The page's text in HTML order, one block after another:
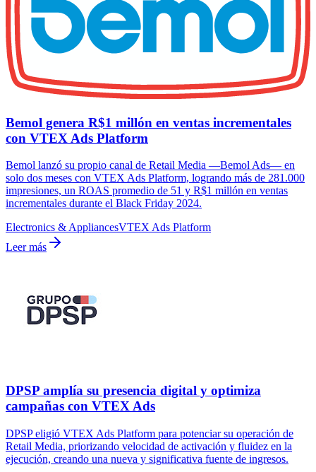
Bemol genera R$1 millón en ventas incrementales
con VTEX Ads Platform
Bemol lanzó su propio canal de Retail Media —Bemol Ads— en
solo dos meses con VTEX Ads Platform, logrando más de 281.000
impresiones, un ROAS promedio de 51 y R$1 millón en ventas
incrementales durante el Black Friday 2024.
Electronics & AppliancesVTEX Ads Platform
Leer más
DPSP amplía su presencia digital y optimiza
campañas con VTEX Ads
DPSP eligió VTEX Ads Platform para potenciar su operación de
Retail Media, priorizando velocidad de activación y fluidez en la
ejecución, creando una nueva y significativa fuente de ingresos.